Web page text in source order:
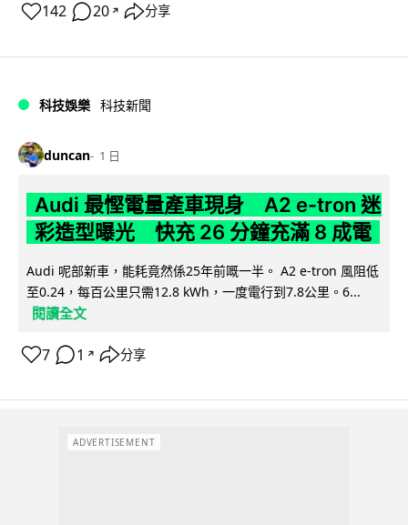
142 20 ↗ 分享
科技娛樂 科技新聞
duncan 1 日
Audi 最慳電量產車現身 A2 e-tron 迷
彩造型曝光 快充 26 分鐘充滿 8 成電
Audi 呢部新車，能耗竟然係25年前嘅一半。 A2 e-tron 風阻低
至0.24，每百公里只需12.8 kWh，一度電行到7.8公里。6...
閱讀全文
7 1 ↗ 分享
ADVERTISEMENT